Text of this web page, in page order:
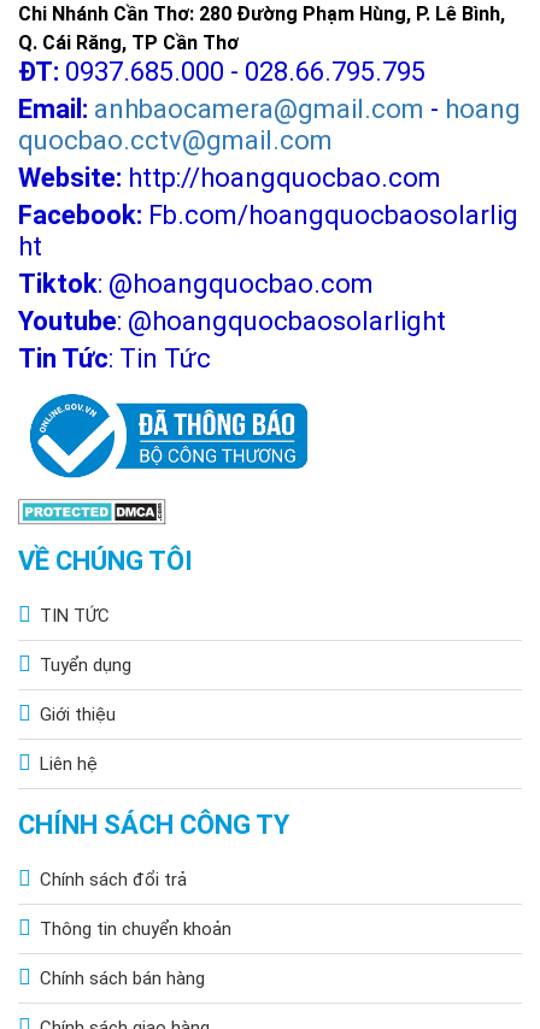
Chi Nhánh Cần Thơ: 280 Đường Phạm Hùng, P. Lê Bình,
Q. Cái Răng, TP Cần Thơ
ĐT: 0937.685.000 - 028.66.795.795
Email: anhbaocamera@gmail.com - hoang
quocbao.cctv@gmail.com
Website: http://hoangquocbao.com
Facebook: Fb.com/hoangquocbaosolarlig
ht
Tiktok: @hoangquocbao.com
Youtube: @hoangquocbaosolarlight
Tin Tức: Tin Tức
VỀ CHÚNG TÔI
TIN TỨC
Tuyển dụng
Giới thiệu
Liên hệ
CHÍNH SÁCH CÔNG TY
Chính sách đổi trả
Thông tin chuyển khoản
Chính sách bán hàng